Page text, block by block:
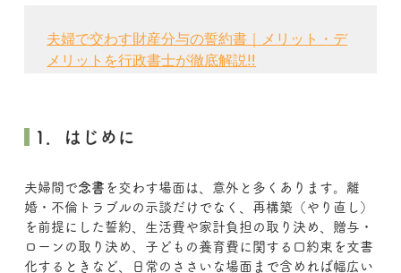
夫婦で交わす財産分与の誓約書｜メリット・デ
メリットを行政書士が徹底解説‼
1．はじめに
夫婦間で念書 を交わす場面は、意外と多くあります。離
婚・不倫トラブルの示談だけでなく、再構築（やり直し）
を前提にした誓約、生活費や家計負担の取り決め、贈与・
ローンの取り決め、子どもの養育費に関する口約束を文書
化するときなど、日常のささいな場面まで含めれば幅広い